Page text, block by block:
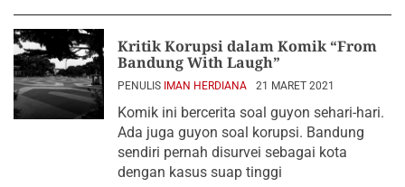
Kritik Korupsi dalam Komik “From
Bandung With Laugh”
PENULIS IMAN HERDIANA 21 MARET 2021
Komik ini bercerita soal guyon sehari-hari.
Ada juga guyon soal korupsi. Bandung
sendiri pernah disurvei sebagai kota
dengan kasus suap tinggi